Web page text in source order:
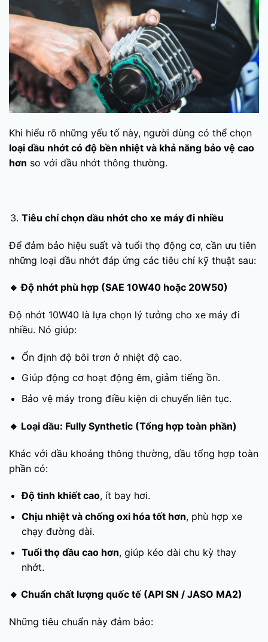
Khi hiểu rõ những yếu tố này, người dùng có thể chọn
loại dầu nhớt có độ bền nhiệt và khả năng bảo vệ cao
hơn so với dầu nhớt thông thường.
Tiêu chí chọn dầu nhớt cho xe máy đi nhiều
Để đảm bảo hiệu suất và tuổi thọ động cơ, cần ưu tiên
những loại dầu nhớt đáp ứng các tiêu chí kỹ thuật sau:
🔸 Độ nhớt phù hợp (SAE 10W40 hoặc 20W50)
Độ nhớt 10W40 là lựa chọn lý tưởng cho xe máy đi
nhiều. Nó giúp:
Ổn định độ bôi trơn ở nhiệt độ cao.
Giúp động cơ hoạt động êm, giảm tiếng ồn.
Bảo vệ máy trong điều kiện di chuyển liên tục.
🔸 Loại dầu: Fully Synthetic (Tổng hợp toàn phần)
Khác với dầu khoáng thông thường, dầu tổng hợp toàn
phần có:
Độ tinh khiết cao, ít bay hơi.
Chịu nhiệt và chống oxi hóa tốt hơn, phù hợp xe
chạy đường dài.
Tuổi thọ dầu cao hơn, giúp kéo dài chu kỳ thay
nhớt.
🔸 Chuẩn chất lượng quốc tế (API SN / JASO MA2)
Những tiêu chuẩn này đảm bảo: